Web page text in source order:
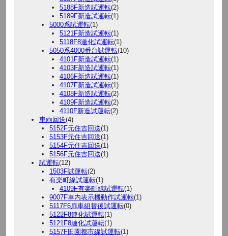
5188F新造試運転(2)
5189F新造試運転(1)
5000系試運転(1)
5121F新造試運転(1)
5118F8連化試運転(1)
5050系4000番台試運転(10)
4101F新造試運転(1)
4103F新造試運転(1)
4106F新造試運転(1)
4107F新造試運転(1)
4108F新造試運転(2)
4109F新造試運転(2)
4110F新造試運転(2)
車両回送(4)
5152F元住吉回送(1)
5153F元住吉回送(1)
5154F元住吉回送(1)
5156F元住吉回送(1)
試運転(12)
1503F試運転(2)
有楽町線試運転(1)
4109F有楽町線試運転(1)
9007F車内表示機動作試運転(1)
5117F6扉車組替後試運転(0)
5122F8連化試運転(1)
5121F8連化試運転(1)
5157F田園都市線試運転(1)